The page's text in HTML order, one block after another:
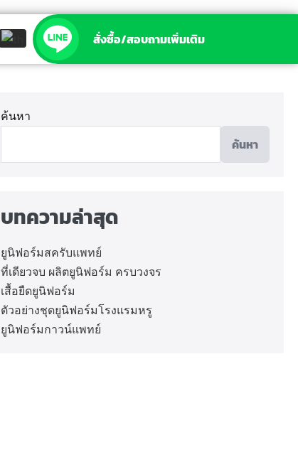
สั่งซื้อ/สอบถามเพิ่มเติม
ค้นหา
ค้นหา
บทความล่าสุด
ยูนิฟอร์มสครับแพทย์
ที่เดียวจบ ผลิตยูนิฟอร์ม ครบวงจร
เสื้อยืดยูนิฟอร์ม
ตัวอย่างชุดยูนิฟอร์มโรงแรมหรู
ยูนิฟอร์มกาวน์แพทย์